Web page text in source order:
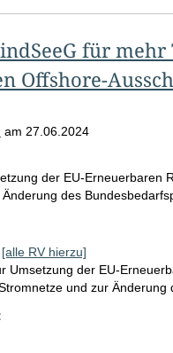
für
Offshore-
am 27.06.2024
der EU-Erneuerbaren
des
[alle RV hierzu]
Umsetzung der EU-
und zur